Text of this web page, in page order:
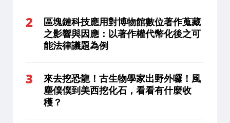
區塊鏈科技應用對博物館數位著作蒐藏
之影響與因應：以著作權代幣化後之可
能法律議題為例
來去挖恐龍！古生物學家出野外囉！風
塵僕僕到美西挖化石，看看有什麼收
穫？